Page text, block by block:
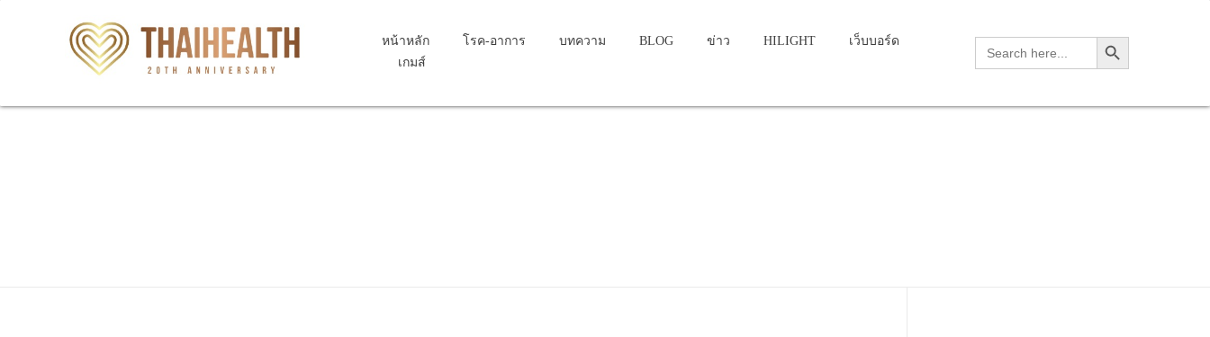
หน้าหลัก โรค-อาการ บทความ BLOG ข่าว HILIGHT
เว็บบอร์ด
เกมส์
Search
for:
Search Button